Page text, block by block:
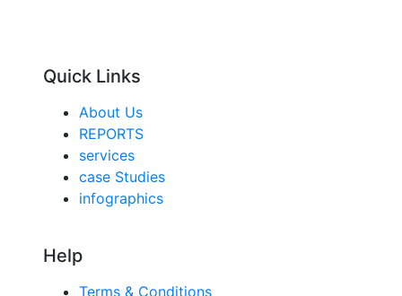
Quick Links
About Us
REPORTS
services
case Studies
infographics
Help
Terms & Conditions